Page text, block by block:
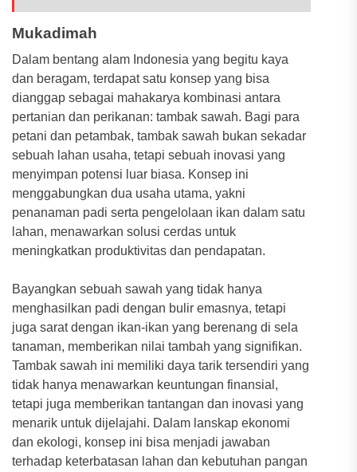
Mukadimah
Dalam bentang alam Indonesia yang begitu kaya
dan beragam, terdapat satu konsep yang bisa
dianggap sebagai mahakarya kombinasi antara
pertanian dan perikanan: tambak sawah. Bagi para
petani dan petambak, tambak sawah bukan sekadar
sebuah lahan usaha, tetapi sebuah inovasi yang
menyimpan potensi luar biasa. Konsep ini
menggabungkan dua usaha utama, yakni
penanaman padi serta pengelolaan ikan dalam satu
lahan, menawarkan solusi cerdas untuk
meningkatkan produktivitas dan pendapatan.
Bayangkan sebuah sawah yang tidak hanya
menghasilkan padi dengan bulir emasnya, tetapi
juga sarat dengan ikan-ikan yang berenang di sela
tanaman, memberikan nilai tambah yang signifikan.
Tambak sawah ini memiliki daya tarik tersendiri yang
tidak hanya menawarkan keuntungan finansial,
tetapi juga memberikan tantangan dan inovasi yang
menarik untuk dijelajahi. Dalam lanskap ekonomi
dan ekologi, konsep ini bisa menjadi jawaban
terhadap keterbatasan lahan dan kebutuhan pangan